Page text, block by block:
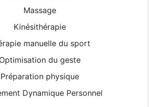
Massage
Kinésithérapie
manuelle du sport
Optimisation du geste
Préparation physique
Dynamique Personnel